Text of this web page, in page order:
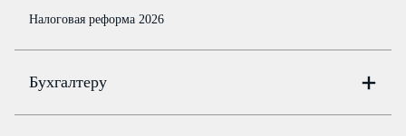
Налоговая реформа 2026
Бухгалтеру